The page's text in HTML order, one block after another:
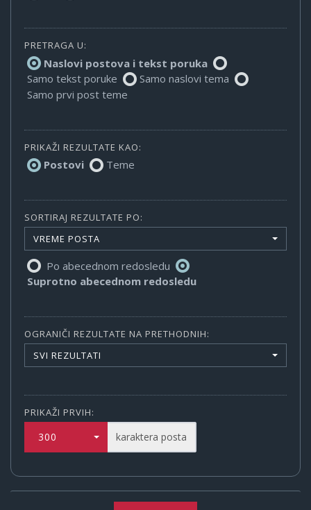
PRETRAGA U:
Naslovi postova i tekst poruka
Samo tekst poruke
Samo naslovi tema
Samo prvi post teme
PRIKAŽI REZULTATE KAO:
Postovi Teme
SORTIRAJ REZULTATE PO:
VREME POSTA
Po abecednom redosledu
Suprotno abecednom redosledu
OGRANIČI REZULTATE NA PRETHODNIH:
SVI REZULTATI
PRIKAŽI PRVIH:
300 karaktera posta